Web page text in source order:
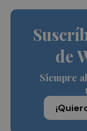
de
Siempre